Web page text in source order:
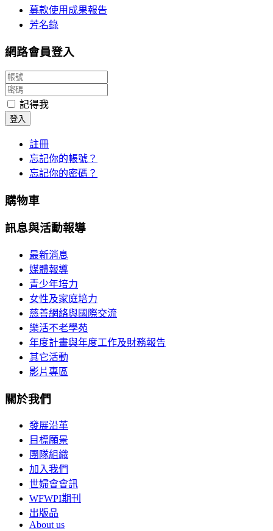
募款使用成果報告
芳名錄
網路會員登入
記得我
登入
註冊
忘記你的帳號？
忘記你的密碼？
購物車
訊息與活動報導
最新消息
媒體報導
青少年培力
女性及家庭培力
慈善網絡與國際交流
樂活不老學苑
年度計畫與年度工作及財務報告
其它活動
影片專區
關於我們
發展沿革
目標願景
團隊組織
加入我們
世婦會會訊
WFWPI期刊
出版品
About us